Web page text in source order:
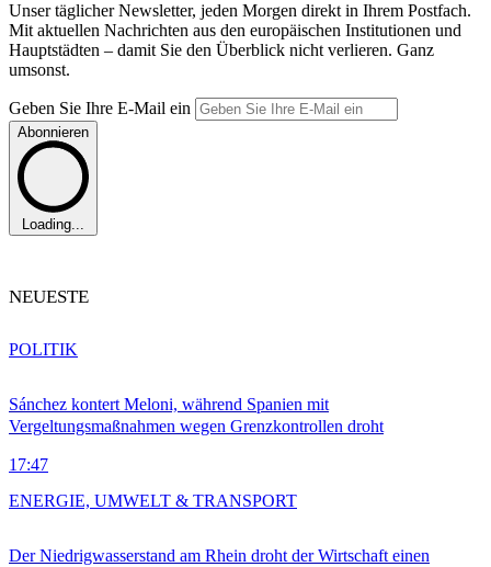
Unser täglicher Newsletter, jeden Morgen direkt in Ihrem Postfach.
Mit aktuellen Nachrichten aus den europäischen Institutionen und
Hauptstädten – damit Sie den Überblick nicht verlieren. Ganz
umsonst.
Geben Sie Ihre E-Mail ein
Abonnieren
Loading...
NEUESTE
Sánchez kontert Meloni, während Spanien mit
Vergeltungsmaßnahmen wegen Grenzkontrollen droht
17:47
POLITIK
Der Niedrigwasserstand am Rhein droht der Wirtschaft einen
ENERGIE, UMWELT & TRANSPORT